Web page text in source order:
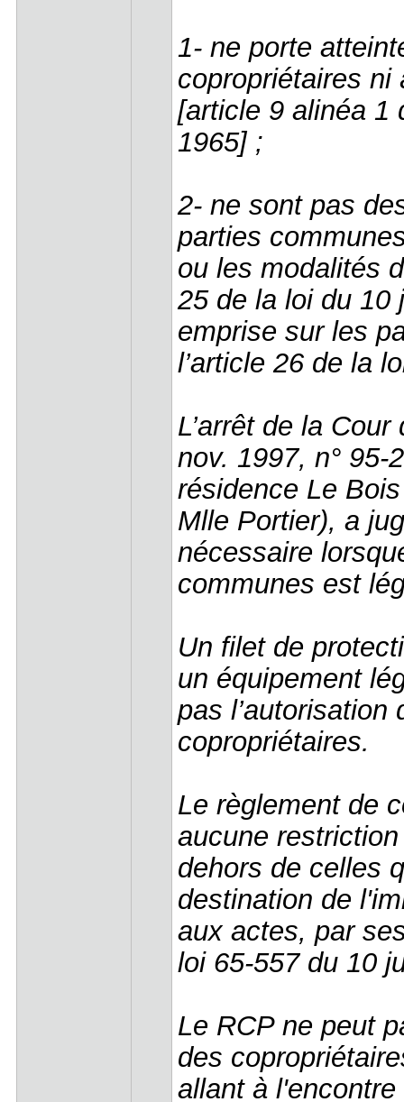
1- ne porte
copropriétaires ni
[article 9 alinéa 1
1965] ;
2- ne sont pas
parties
ou les modalités
25 de la loi du 10
emprise sur les
l’article 26 de la
L’arrêt de la
nov. 1997, n° 95-
résidence Le
Mlle Portier), a
nécessaire
communes est
Un filet de
un équipement
pas l’autorisation
copropriétaires.
Le règlement de
aucune
dehors de celles
destination de
aux actes, par
loi 65-557 du 10
Le RCP ne peut
des
allant à